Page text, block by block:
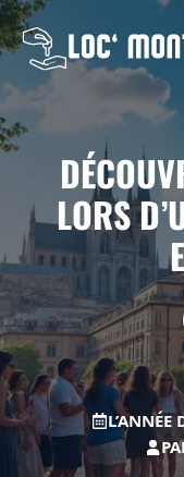
Aller
au
contenu
LORS
L’ANNÉE